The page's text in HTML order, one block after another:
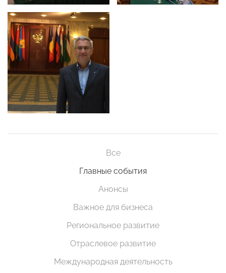
Все
Главные события
Анонсы
Важное для бизнеса
Региональное развитие
Отраслевое развитие
Международная деятельность